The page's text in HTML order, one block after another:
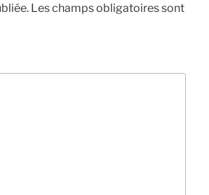
Les champs obligatoires sont